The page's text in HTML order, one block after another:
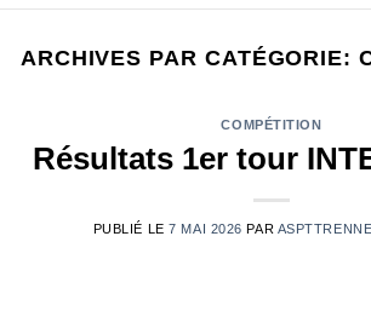
ARCHIVES PAR CATÉGORIE:
COMPÉTITION
Résultats 1er tour
PUBLIÉ LE7 MAI 2026 PAR